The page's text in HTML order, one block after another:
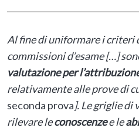
Al fine di uniformare i criteri
commissioni d’esame […]
valutazione per
relativamente alle prove di
seconda prova]. Le griglie di
rilevare leconoscenzee le